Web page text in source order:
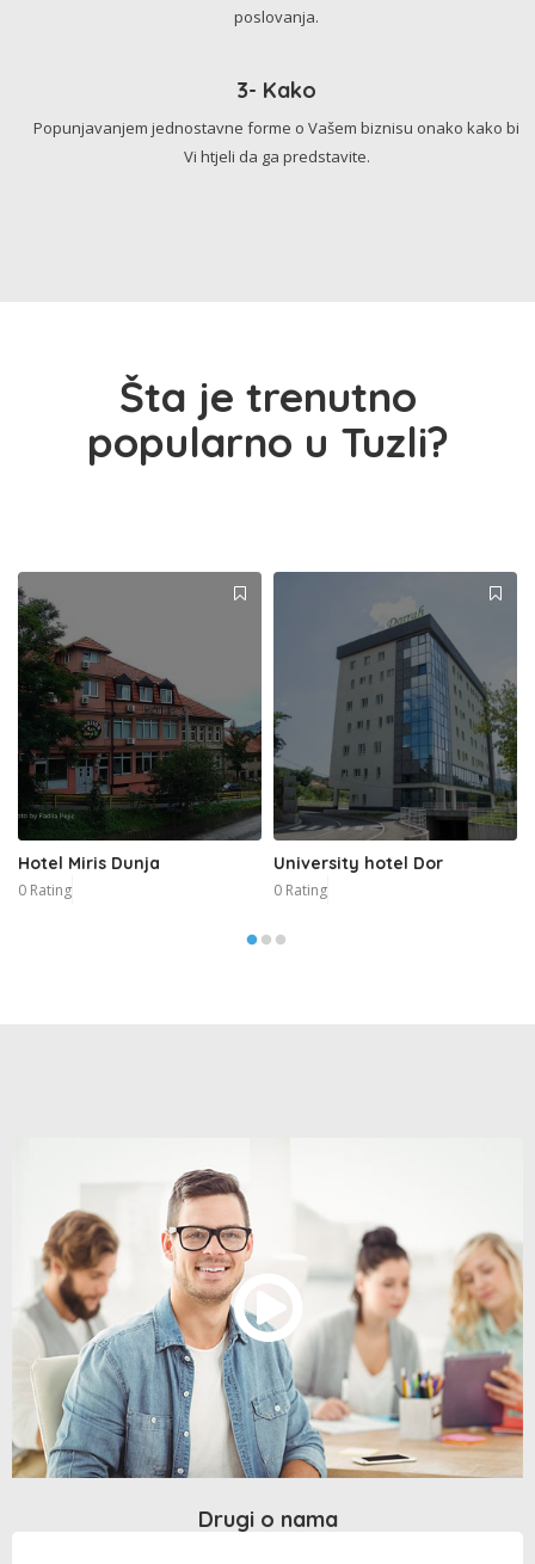
poslovanja.
3- Kako
Popunjavanjem jednostavne forme o Vašem biznisu onako kako bi
Vi htjeli da ga predstavite.
Šta je trenutno
popularno u Tuzli?
Hotel Miris Dunja
0 Rating
University hotel Dor
0 Rating
Drugi o nama